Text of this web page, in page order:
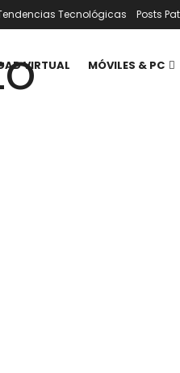
Tecnológicas Posts
VIRTUAL MÓVILES & PC